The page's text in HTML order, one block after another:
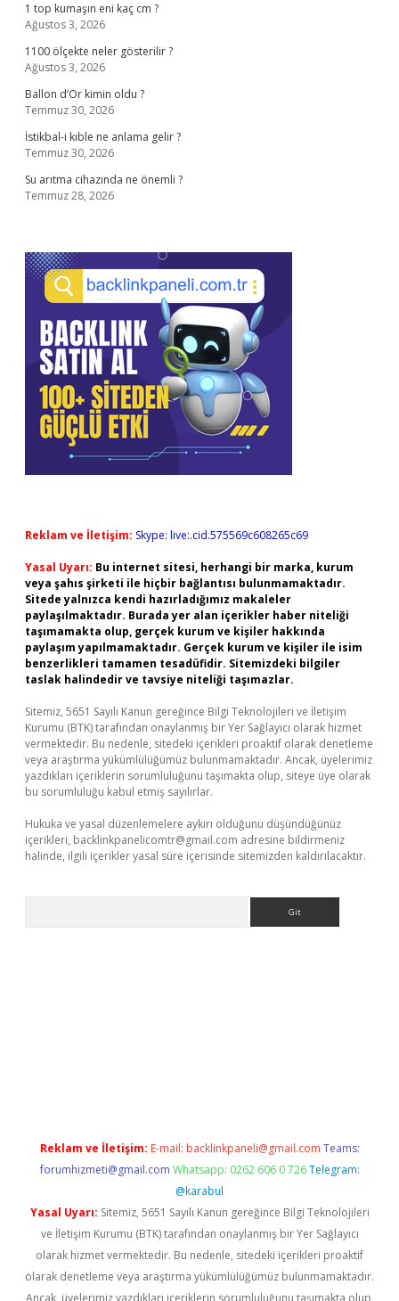
1 top kumaşın eni kaç cm ?
Ağustos 3, 2026
1100 ölçekte neler gösterilir ?
Ağustos 3, 2026
Ballon d’Or kimin oldu ?
Temmuz 30, 2026
İstikbal-i kıble ne anlama gelir ?
Temmuz 30, 2026
Su arıtma cihazında ne önemli ?
Temmuz 28, 2026
Reklam ve İletişim: Skype: live:.cid.575569c608265c69
Yasal Uyarı: Bu internet sitesi, herhangi bir marka, kurum
veya şahıs şirketi ile hiçbir bağlantısı bulunmamaktadır.
Sitede yalnızca kendi hazırladığımız makaleler
paylaşılmaktadır. Burada yer alan içerikler haber niteliği
taşımamakta olup, gerçek kurum ve kişiler hakkında
paylaşım yapılmamaktadır. Gerçek kurum ve kişiler ile isim
benzerlikleri tamamen tesadüfidir. Sitemizdeki bilgiler
taslak halindedir ve tavsiye niteliği taşımazlar.
Sitemiz, 5651 Sayılı Kanun gereğince Bilgi Teknolojileri ve İletişim
Kurumu (BTK) tarafından onaylanmış bir Yer Sağlayıcı olarak hizmet
vermektedir. Bu nedenle, sitedeki içerikleri proaktif olarak denetleme
veya araştırma yükümlülüğümüz bulunmamaktadır. Ancak, üyelerimiz
yazdıkları içeriklerin sorumluluğunu taşımakta olup, siteye üye olarak
bu sorumluluğu kabul etmiş sayılırlar.
Hukuka ve yasal düzenlemelere aykırı olduğunu düşündüğünüz
içerikleri, backlinkpanelicomtr@gmail.com adresine bildirmeniz
halinde, ilgili içerikler yasal süre içerisinde sitemizden kaldırılacaktır.
Reklam ve İletişim: E-mail: backlinkpaneli@gmail.com Teams:
forumhizmeti@gmail.com Whatsapp: 0262 606 0 726 Telegram:
@karabul
Yasal Uyarı: Sitemiz, 5651 Sayılı Kanun gereğince Bilgi Teknolojileri
ve İletişim Kurumu (BTK) tarafından onaylanmış bir Yer Sağlayıcı
olarak hizmet vermektedir. Bu nedenle, sitedeki içerikleri proaktif
olarak denetleme veya araştırma yükümlülüğümüz bulunmamaktadır.
Ancak, üyelerimiz yazdıkları içeriklerin sorumluluğunu taşımakta olup,